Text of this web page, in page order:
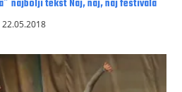
najbolji tekst Naj, naj, naj festivala
22.05.2018